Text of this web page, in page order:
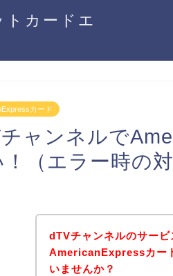
トカードエ
カード
ャンネルで
（エラー時の対
dTVチャンネルのサービ
AmericanExpressカー
いませんか？